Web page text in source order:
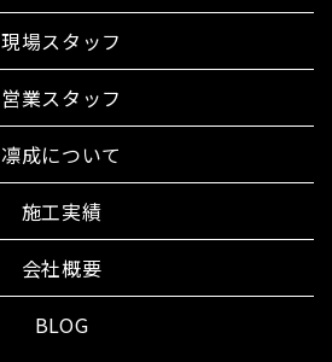
現場スタッフ
営業スタッフ
凛成について
施工実績
会社概要
BLOG